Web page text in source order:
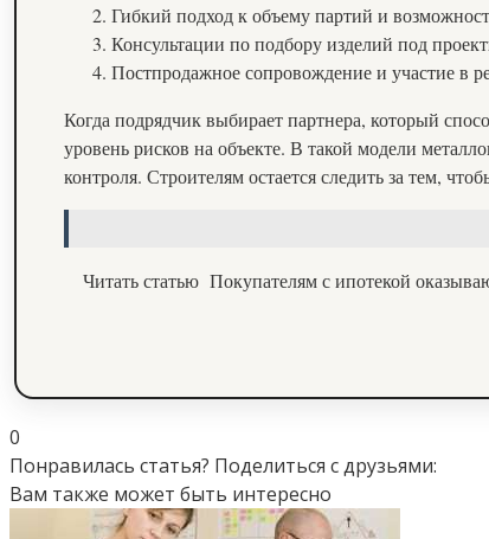
Гибкий подход к объему партий и
Консультации по подбору изделий под
Постпродажное сопровождение и участие в
Когда подрядчик выбирает партнера, который
уровень рисков на объекте. В такой модели
контроля. Строителям остается следить за тем,
Читать статью Покупателям с ипотекой
0
Понравилась статья? Поделиться с друзьями:
Вам также может быть интересно